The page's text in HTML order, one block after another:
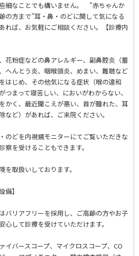
細なことでも構いません。 ”赤ちゃんか
の方まで”耳・鼻・のどに関して気になる
れば、お気軽にご相談ください。【診療内
花粉症などの鼻アレルギー、副鼻腔炎（蓄
へんとう炎、咽喉頭炎、めまい、難聴など
はじめ、その他気になる症状（喉の違和
つまって寝苦しい、においがわからない、
かく、最近聞こえが悪い、首が腫れた、耳
など）があれば、ご来院ください。
のどを内視鏡モニターにてご覧いただきな
察を受けることもできます。
を取扱いしております。
備】
バリアフリーを採用し、ご高齢の方やお子
心して診療を受けていただけます。
イバースコープ、マイクロスコープ、CO